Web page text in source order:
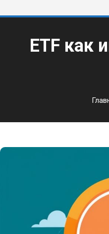
ETF как